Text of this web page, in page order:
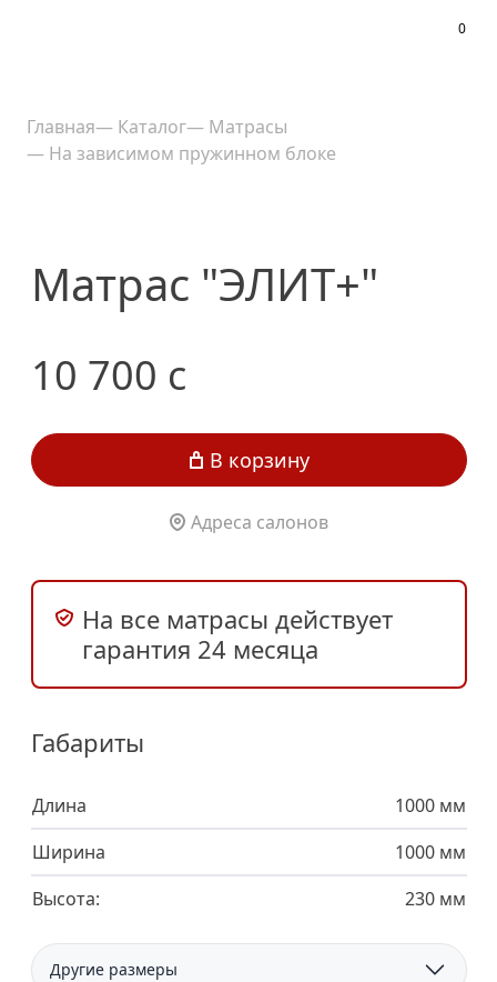
0
Главная— Каталог— Матрасы
— На зависимом пружинном блоке
Матрас "ЭЛИТ+"
10 700 c
В корзину
Адреса салонов
На все матрасы действует
гарантия 24 месяца
Габариты
Длина
1000 мм
Ширина
1000 мм
Высота:
230 мм
Другие размеры